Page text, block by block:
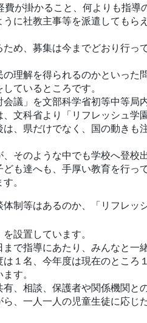
が掛かること、何よりも指導
に社教主事等を派遣してもら
め、募集は今までどおり行っ
理解を得られるのかといった
ているところです。
議」を文部科学省初等中等局
文科省より「リフレッシュ学
、県だけでなく、国の動きも
そのような中でも学校へ登校
も達へも、手厚い教育を行っ
。
制等はあるのか、「リフレッ
設置しています。
で指導にあたり、みんなと一
１名、今年度は現在のところ
す。
、相談、保護者や関係機関と
、一人一人の児童生徒に応じ